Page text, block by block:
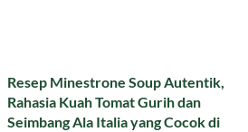
Resep Minestrone Soup Autentik,
Rahasia Kuah Tomat Gurih dan
Seimbang Ala Italia yang Cocok di